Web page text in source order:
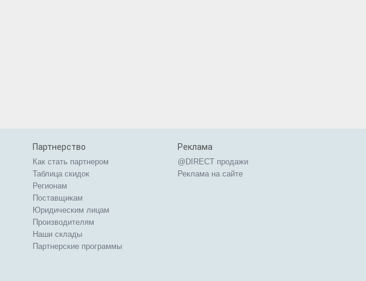
Партнерство
Как стать партнером
Таблица скидок
Регионам
Поставщикам
Юридическим лицам
Производителям
Наши склады
Партнерские программы
Реклама
@DIRECT продажи
Реклама на сайте